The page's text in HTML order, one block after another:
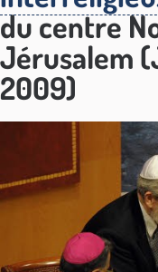
du centre
Jérusalem
2009)